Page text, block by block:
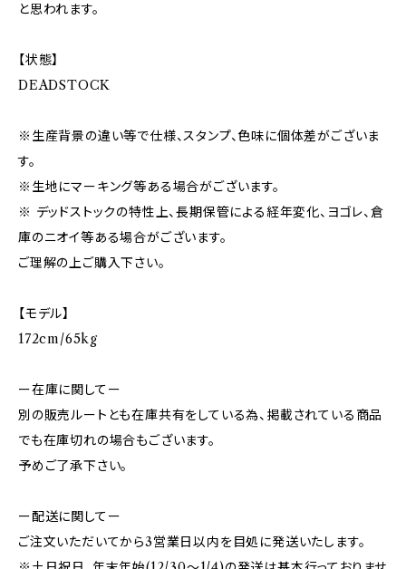
と思われます。
【状態】
DEADSTOCK
※生産背景の違い等で仕様、スタンプ、色味に個体差がございま
す。
※生地にマーキング等ある場合がございます。
※ デッドストックの特性上、長期保管による経年変化、ヨゴレ、倉
庫のニオイ等ある場合がございます。
ご理解の上ご購入下さい。
【モデル】
172cm/65kg
ー在庫に関してー
別の販売ルートとも在庫共有をしている為、掲載されている商品
でも在庫切れの場合もございます。
予めご了承下さい。
ー配送に関してー
ご注文いただいてから3営業日以内を目処に発送いたします。